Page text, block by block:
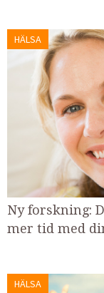
HÄLSA
Ny forskning:
mer tid med
HÄLSA